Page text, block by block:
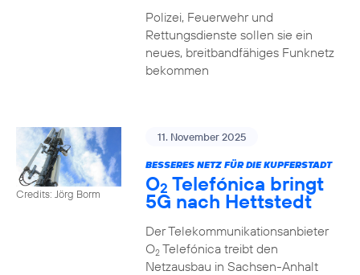
Polizei, Feuerwehr und
Rettungsdienste sollen sie ein
neues, breitbandfähiges Funknetz
bekommen
Credits: Jörg Borm
11. November 2025
BESSERES NETZ FÜR DIE KUPFERSTADT
O2 Telefónica bringt
5G nach Hettstedt
Der Telekommunikationsanbieter
O2Telefónica treibt den
Netzausbau in Sachsen-Anhalt